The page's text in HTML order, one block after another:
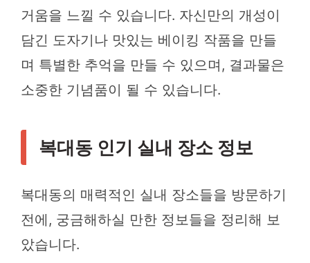
거움을 느낄 수 있습니다. 자신만의 개성이
담긴 도자기나 맛있는 베이킹 작품을 만들
며 특별한 추억을 만들 수 있으며, 결과물은
소중한 기념품이 될 수 있습니다.
복대동 인기 실내 장소 정보
복대동의 매력적인 실내 장소들을 방문하기
전에, 궁금해하실 만한 정보들을 정리해 보
았습니다.